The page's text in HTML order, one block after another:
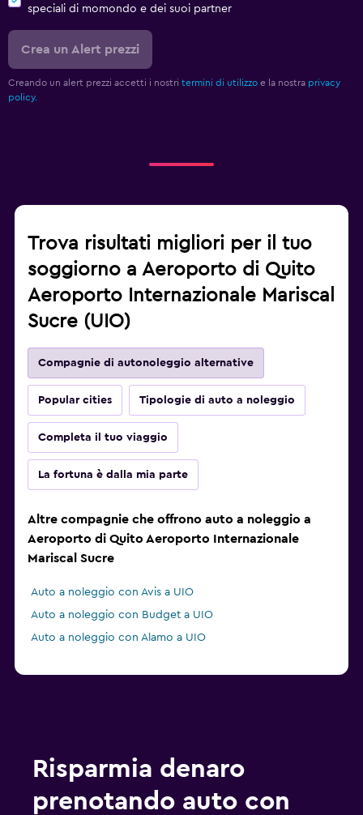
speciali di momondo e dei suoi partner
Crea un Alert prezzi
Creando un alert prezzi accetti i nostri termini di utilizzo e la nostra privacy
policy.
Trova risultati migliori per il tuo
soggiorno a Aeroporto di Quito
Aeroporto Internazionale Mariscal
Sucre (UIO)
Compagnie di autonoleggio alternative
Popular cities Tipologie di auto a noleggio
Completa il tuo viaggio
La fortuna è dalla mia parte
Altre compagnie che offrono auto a noleggio a
Aeroporto di Quito Aeroporto Internazionale
Mariscal Sucre
Auto a noleggio con Avis a UIO
Auto a noleggio con Budget a UIO
Auto a noleggio con Alamo a UIO
Risparmia denaro
prenotando auto con